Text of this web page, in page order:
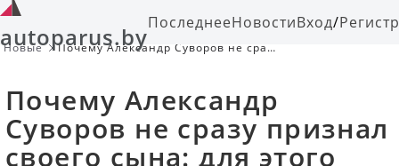
autoparus.byПоследнееНовостиВход/
Новые
Почему Александр Суворов не сразу
Почему Александр
Суворов не сразу признал
своего сына: для этого